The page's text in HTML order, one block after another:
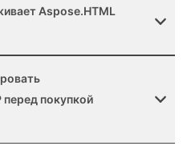
Aspose.HTML
перед покупкой